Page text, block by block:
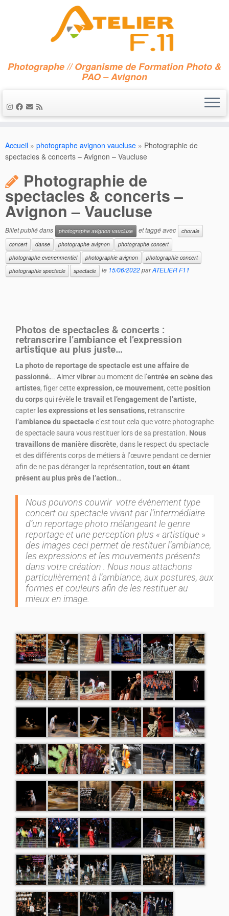
Photographe // Organisme de Formation Photo &
PAO – Avignon
Accueil » photographe avignon vaucluse » Photographie de
spectacles & concerts – Avignon – Vaucluse
Photographie de
spectacles & concerts –
Avignon – Vaucluse
Billet publié dans photographe avignon vaucluse et taggé avec
chorale
concert
danse photographe avignon
photographe concert
photographe evenenmentiel
photographie avignon
photographie concert
photographie spectacle
spectacle le 15/06/2022parATELIER F11
Photos de spectacles & concerts :
retranscrire l’ambiance et l’expression
artistique au plus juste…
La photo de reportage de spectacle est une affaire de
passionné... Aimervibrerau moment de l’entrée en scène des
artistes, figer cetteexpression, ce mouvement, cetteposition
du corpsqui révèle le travail et l’engagement de l’artiste,
capter les expressions et les sensations, retranscrire
l’ambiance du spectaclec’est tout cela que votre photographe
de spectacle saura vous restituer lors de sa prestation. Nous
travaillons de manière discrète, dans le respect du spectacle
et des différents corps de métiers à l’œuvre pendant ce dernier
afin de ne pas déranger la représentation, tout en étant
présent au plus près de l’action…
Nous pouvons couvrir votre évènement type
concert ou spectacle vivant par l’intermédiaire
d’un reportage photo mélangeant le genre
reportage et une perception plus « artistique »
des images ceci permet de restituer l’ambiance,
les expressions et les mouvements présents
dans votre création . Nous nous attachons
particulièrement à l’ambiance, aux postures, aux
formes et couleurs afin de les restituer au
mieux en image.